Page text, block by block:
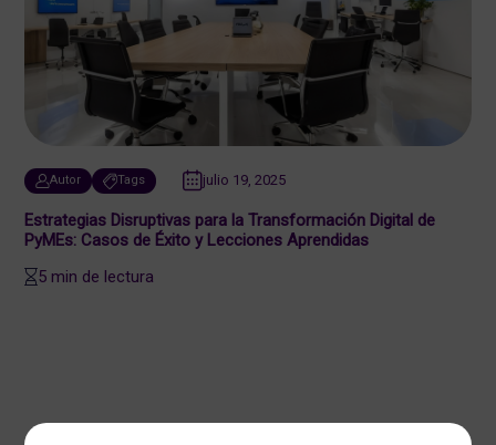
Autor Tags julio 19, 2025
Estrategias Disruptivas para la Transformación Digital de
PyMEs: Casos de Éxito y Lecciones Aprendidas
5 min de lectura